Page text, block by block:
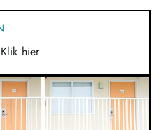
hier